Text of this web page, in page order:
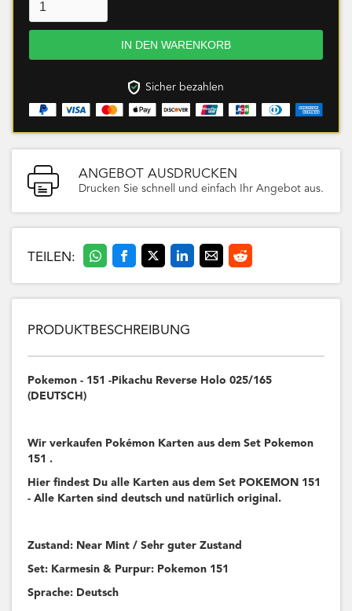
Sicher bezahlen
ANGEBOT AUSDRUCKEN
Drucken Sie schnell und einfach Ihr Angebot aus.
TEILEN:
PRODUKTBESCHREIBUNG
Pokemon - 151 -Pikachu Reverse Holo 025/165
(DEUTSCH)
Wir verkaufen Pokémon Karten aus dem Set Pokemon
151 .
Hier findest Du alle Karten aus dem Set POKEMON 151
- Alle Karten sind deutsch und natürlich original.
Zustand: Near Mint / Sehr guter Zustand
Set: Karmesin & Purpur: Pokemon 151
Sprache: Deutsch